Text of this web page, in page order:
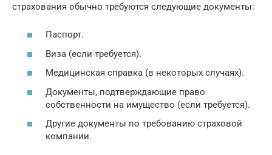
страхования обычно требуются следующие документы:
Паспорт.
Виза (если требуется).
Медицинская справка (в некоторых случаях).
Документы, подтверждающие право
собственности на имущество (если требуется).
Другие документы по требованию страховой
компании.